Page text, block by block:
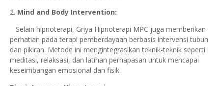
2. Mind and Body Intervention:
Selain hipnoterapi, Griya Hipnoterapi MPC juga memberikan
perhatian pada terapi pemberdayaan berbasis intervensi tubuh
dan pikiran. Metode ini mengintegrasikan teknik-teknik seperti
meditasi, relaksasi, dan latihan pernapasan untuk mencapai
keseimbangan emosional dan fisik.